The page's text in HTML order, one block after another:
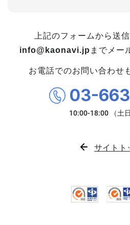
上記のフォームから送
info@kaonavi.jp までメー
お電話でのお問い合わせ
03-
サイトト